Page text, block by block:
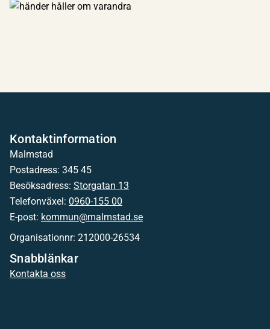
Kontaktinformation
Malmstad
Postadress: 345 45
Besöksadress: Storgatan 13
Telefonväxel: 0960-155 00
E-post: kommun@malmstad.se
Organisationnr: 212000-26534
Snabblänkar
Kontakta oss